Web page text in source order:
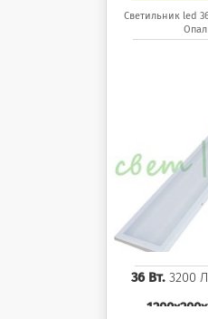
Светильник led
Опал
36 Вт. 3200